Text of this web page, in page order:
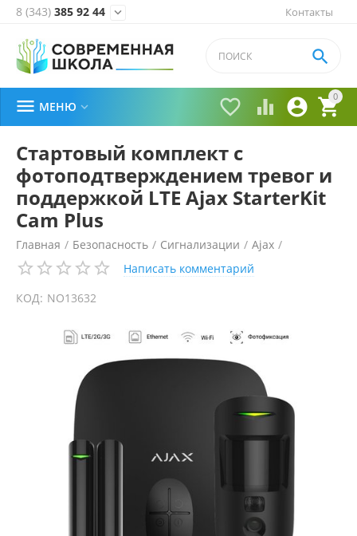
Контакты
8 (343) 385 92 44 
0


 

 МЕНЮ 
Стартовый комплект c
фотоподтверждением тревог и
поддержкой LTE Ajax StarterKit
Cam Plus
Главная / Безопасность / Сигнализации / Ajax /
Написать комментарий
КОД: NO13632